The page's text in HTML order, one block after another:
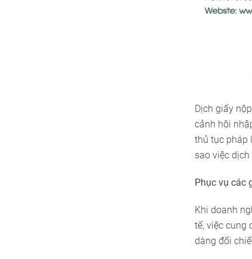
Dịch giấy
cảnh hội
thủ tục pháp
sao việc
Phục vụ các
Khi doanh
tế, việc cung
dàng đối